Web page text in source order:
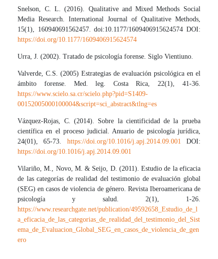
Snelson, C. L. (2016). Qualitative and Mixed Methods Social
Media Research. International Journal of Qualitative Methods,
15(1), 160940691562457. doi:10.1177/1609406915624574 DOI:
https://doi.org/10.1177/1609406915624574
Urra, J. (2002). Tratado de psicología forense. Siglo Vientiuno.
Valverde, C.S. (2005) Estrategias de evaluación psicológica en el
ámbito forense. Med. leg. Costa Rica, 22(1), 41-36.
https://www.scielo.sa.cr/scielo.php?pid=S1409-
00152005000100004&script=sci_abstract&tlng=es
Vázquez-Rojas, C. (2014). Sobre la cientificidad de la prueba
científica en el proceso judicial. Anuario de psicología jurídica,
24(01), 65-73. https://doi.org/10.1016/j.apj.2014.09.001 DOI:
https://doi.org/10.1016/j.apj.2014.09.001
Vilariño, M., Novo, M. & Seijo, D. (2011). Estudio de la eficacia
de las categorías de realidad del testimonio de evaluación global
(SEG) en casos de violencia de género. Revista Iberoamericana de
psicología y salud. 2(1), 1-26.
https://www.researchgate.net/publication/49592658_Estudio_de_l
a_eficacia_de_las_categorias_de_realidad_del_testimonio_del_Sist
ema_de_Evaluacion_Global_SEG_en_casos_de_violencia_de_gen
ero